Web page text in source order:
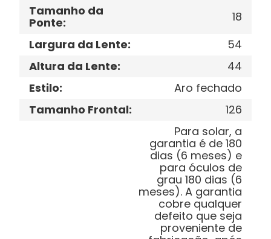
Tamanho da
Ponte:
18
Largura da Lente:
54
Altura da Lente:
44
Estilo:
Aro fechado
Tamanho Frontal: 126
Para solar, a
garantia é de 180
dias (6 meses) e
para óculos de
grau 180 dias (6
meses). A garantia
cobre qualquer
defeito que seja
proveniente de